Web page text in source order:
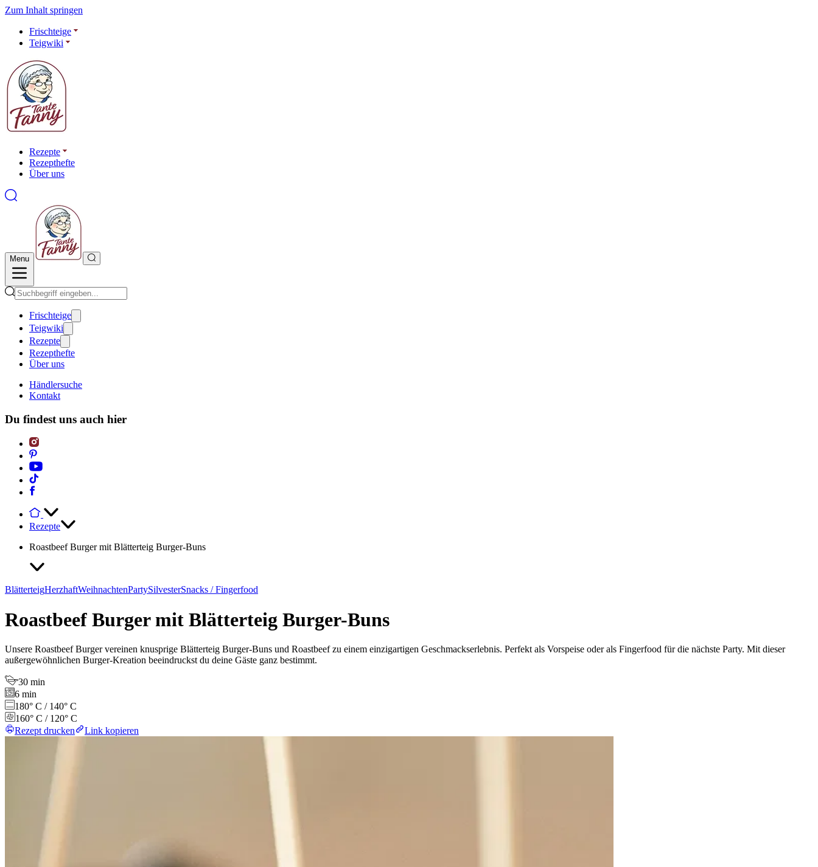
Zum Inhalt springen
Frischteige
Teigwiki
Rezepte
Rezepthefte
Über uns
Menu
Frischteige
Teigwiki
Rezepte
Rezepthefte
Über uns
Händlersuche
Kontakt
Du findest uns auch hier
Rezepte
Roastbeef Burger mit Blätterteig Burger-Buns
BlätterteigHerzhaftWeihnachtenPartySilvesterSnacks / Fingerfood
Roastbeef Burger mit Blätterteig Burger-Buns
Unsere Roastbeef Burger vereinen knusprige Blätterteig Burger-Buns und Roastbeef zu einem einzigartigen Geschmackserlebnis. Perfekt als Vorspeise oder als Fingerfood für die nächste Party. Mit dieser
außergewöhnlichen Burger-Kreation beeindruckst du deine Gäste ganz bestimmt.
30 min
6 min
180° C / 140° C
160° C / 120° C
Rezept drucken
Link kopieren